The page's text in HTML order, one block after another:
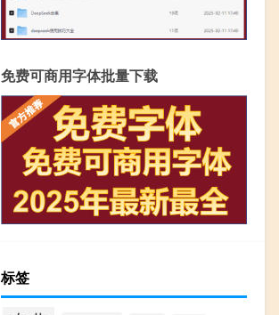
免费可商用字体批量下载
标签